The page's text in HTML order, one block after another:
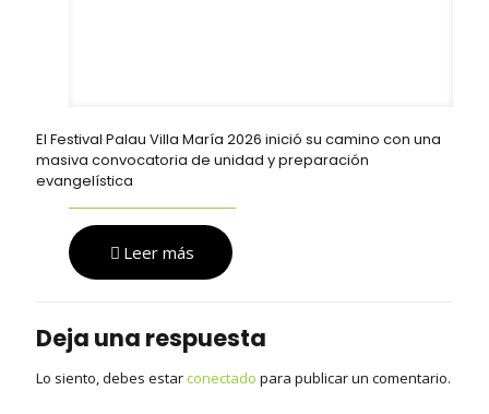
El Festival Palau Villa María 2026 inició su camino con una
masiva convocatoria de unidad y preparación
evangelística
Leer más
Deja una respuesta
Lo siento, debes estar conectado para publicar un comentario.